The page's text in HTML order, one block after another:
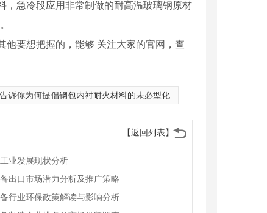
，急冷段应用非常制做的耐高温玻璃钢原材
要想把握的，能够 关注大家的官网，查
告诉你为何提倡钢包内衬耐火材料的未必型化
【返回列表】
业发展现状分析
出口市场潜力分析及推广策略
行业环保政策解读与影响分析